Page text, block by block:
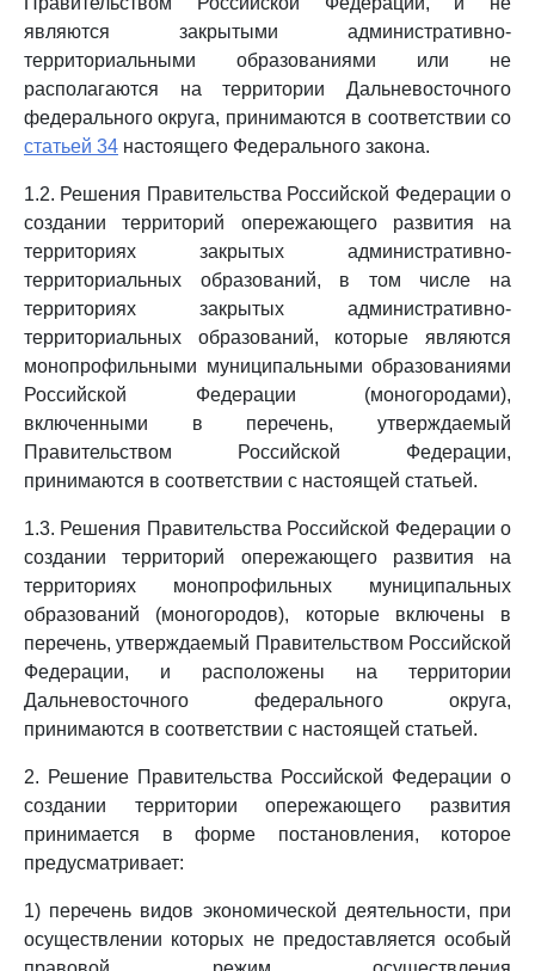
являются закрытыми административно-
территориальными образованиями или не
располагаются на территории Дальневосточного
федерального округа, принимаются в соответствии со
статьей 34 настоящего Федерального закона.
1.2. Решения Правительства Российской Федерации о
создании территорий опережающего развития на
территориях закрытых административно-
территориальных образований, в том числе на
территориях закрытых административно-
территориальных образований, которые являются
монопрофильными муниципальными образованиями
Российской Федерации (моногородами),
включенными в перечень, утверждаемый
Правительством Российской Федерации,
принимаются в соответствии с настоящей статьей.
1.3. Решения Правительства Российской Федерации о
создании территорий опережающего развития на
территориях монопрофильных муниципальных
образований (моногородов), которые включены в
перечень, утверждаемый Правительством Российской
Федерации, и расположены на территории
Дальневосточного федерального округа,
принимаются в соответствии с настоящей статьей.
2. Решение Правительства Российской Федерации о
создании территории опережающего развития
принимается в форме постановления, которое
предусматривает:
1) перечень видов экономической деятельности, при
осуществлении которых не предоставляется особый